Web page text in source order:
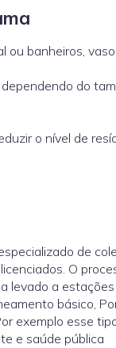
ou banheiros, vaso
do
o nível de
de
O
levado a
básico,
exemplo esse
e saúde pública